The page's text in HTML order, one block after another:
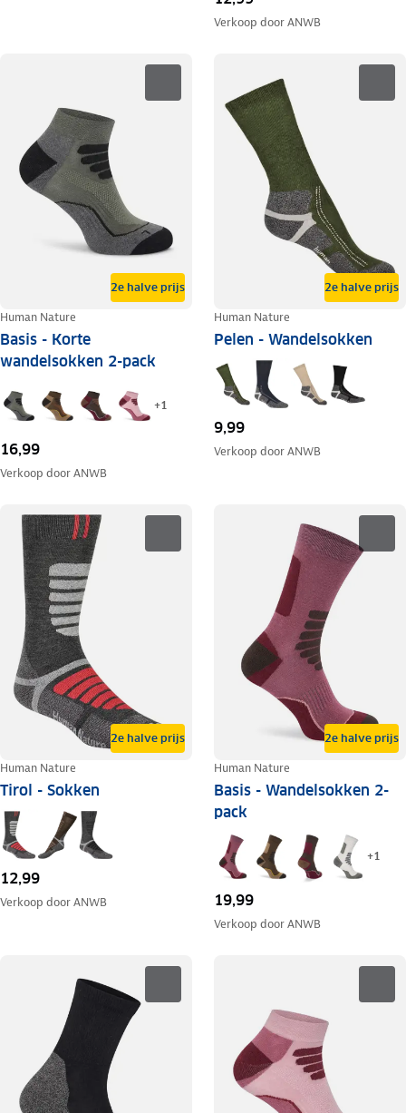
Verkoop doorANWB
2e halve prijs
Human Nature
Basis - Korte
wandelsokken 2-pack
+1
16,99
Verkoop doorANWB
2e halve prijs
Human Nature
Pelen - Wandelsokken
9,99
Verkoop doorANWB
2e halve prijs
Human Nature
Tirol - Sokken
12,99
Verkoop doorANWB
2e halve prijs
Human Nature
Basis - Wandelsokken 2-
pack
+1
19,99
Verkoop doorANWB